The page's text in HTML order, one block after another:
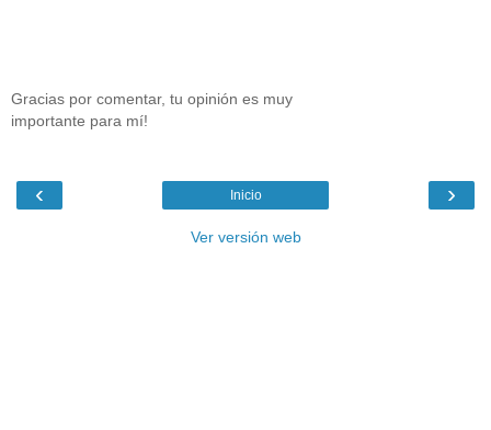
Gracias por comentar, tu opinión es muy
importante para mí!
‹ ›
Inicio
Ver versión web